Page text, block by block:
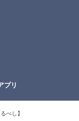
プリ
べし】